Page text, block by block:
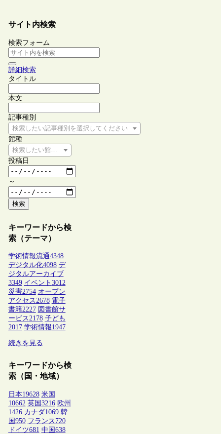
サイト内検索
検索フォーム
詳細検索
タイトル
本文
記事種別
検索したい記事種別を選択してください
館種
検索したい館種を選択してください
投稿日
～
検索
キーワードから検
索（テーマ）
学術情報流通4348
デジタル化4098 デ
ジタルアーカイブ
3349 イベント 3012
災害2754 オープン
アクセス2678 電子
書籍2227 図書館サ
ービス2178 子ども
2017 学術情報1947
続きを見る
キーワードから検
索（国・地域）
日本19628 米国
10662 英国 3216 欧州
1426 カナダ1069 韓
国 950 フランス 720
ドイツ681 中国 638